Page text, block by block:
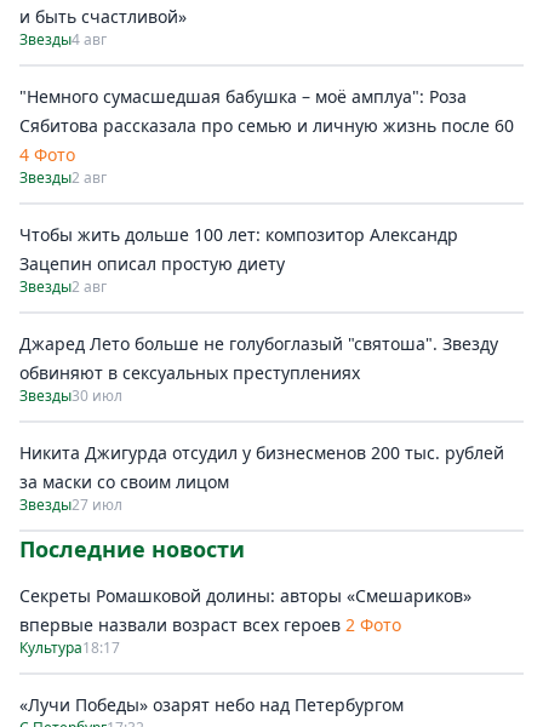
и быть счастливой»
Звезды4 авг
"Немного сумасшедшая бабушка – моё амплуа": Роза
Сябитова рассказала про семью и личную жизнь после 60
4 Фото
Звезды2 авг
Чтобы жить дольше 100 лет: композитор Александр
Зацепин описал простую диету
Звезды2 авг
Джаред Лето больше не голубоглазый "святоша". Звезду
обвиняют в сексуальных преступлениях
Звезды30 июл
Никита Джигурда отсудил у бизнесменов 200 тыс. рублей
за маски со своим лицом
Звезды27 июл
Последние новости
Секреты Ромашковой долины: авторы «Смешариков»
впервые назвали возраст всех героев 2 Фото
Культура18:17
«Лучи Победы» озарят небо над Петербургом